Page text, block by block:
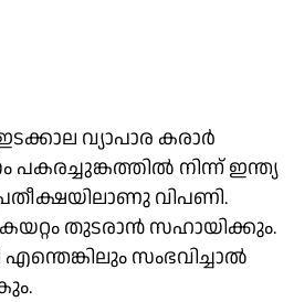
വ്യാപാര കരാർ
പകരച്ചുങ്കത്തിൽ നിന്ന് ഇന്ത്യ
വിപണി.
തുടരാൻ സഹായിക്കും.
സംഭവിച്ചാൽ